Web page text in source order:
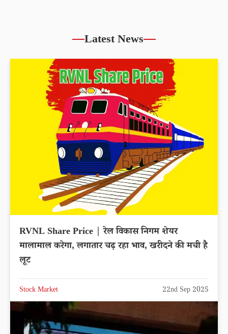
Latest News
RVNL Share Price | रेल विकास निगम शेयर
मालामाल करेगा, लगातार चढ़ रहा भाव, खरीदने की मची है
लूट
Stock Market 22nd Sep 2025